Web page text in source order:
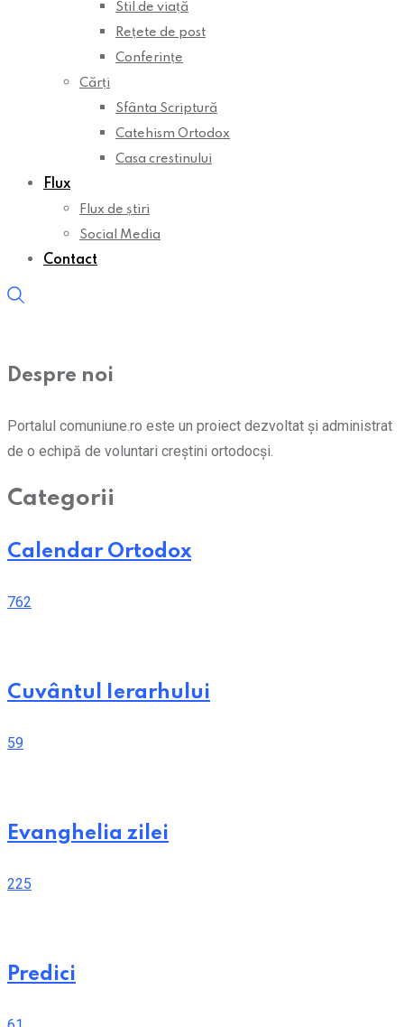
Stil de viață
Rețete de post
Conferințe
Cărți
Sfânta Scriptură
Catehism Ortodox
Casa crestinului
Flux
Flux de știri
Social Media
Contact
Despre noi
Portalul comuniune.ro este un proiect dezvoltat și administrat
de o echipă de voluntari creștini ortodocși.
Categorii
Calendar Ortodox
762
Cuvântul Ierarhului
59
Evanghelia zilei
225
Predici